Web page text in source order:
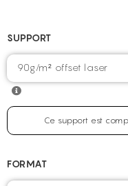
SUPPORT
90g/m² offset laser
Ce support est
FORMAT